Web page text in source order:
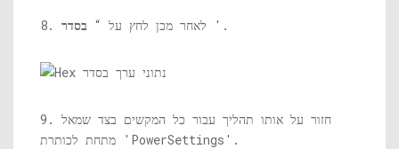
8. לאחר מכן לחץ על “ בסדר '.
9. חזור על אותו תהליך עבור כל המקשים בצד שמאל
מתחת לכותרת 'PowerSettings'.